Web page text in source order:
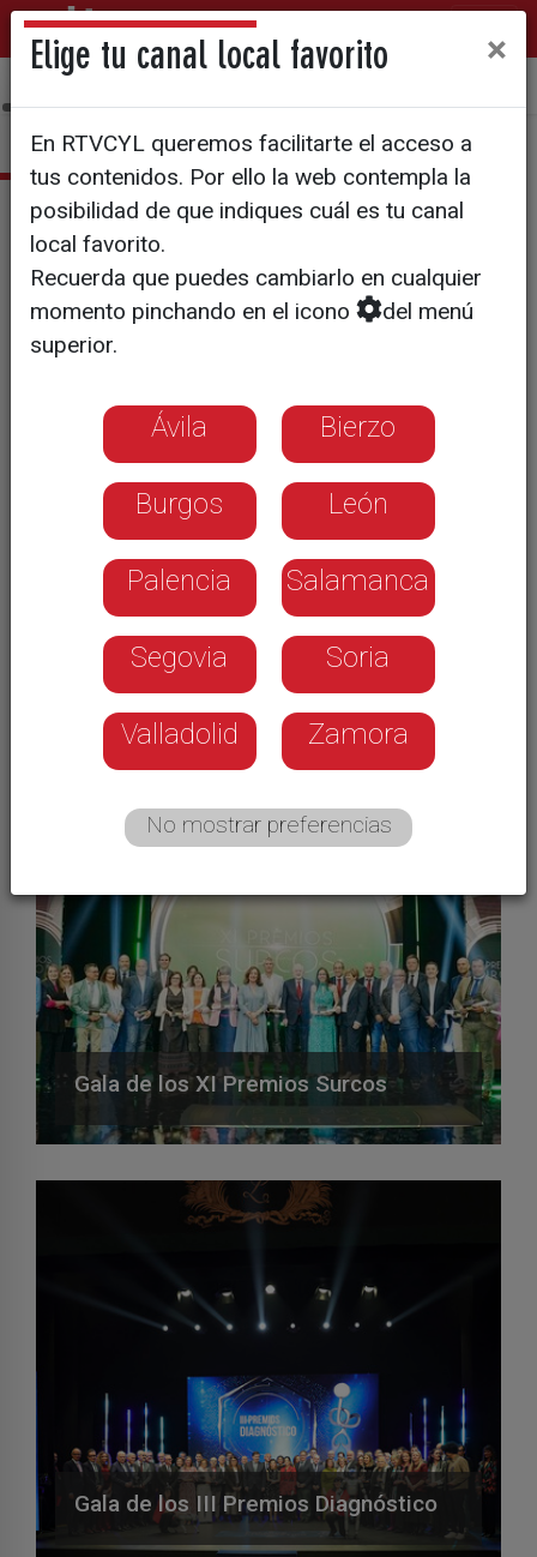
Galería de imágenes
Gala X Premios Surcos
Galerías
Gala de los XI Premios Surcos
Gala de los III Premios Diagnóstico
Elige tu canal local favorito ×
En RTVCYL queremos facilitarte el acceso a
tus contenidos. Por ello la web contempla la
posibilidad de que indiques cuál es tu canal
local favorito.
Recuerda que puedes cambiarlo en cualquier
momento pinchando en el icono
del menú
superior.
Ávila Bierzo
Burgos León
Palencia Salamanca
Segovia Soria
Valladolid Zamora
No mostrar preferencias